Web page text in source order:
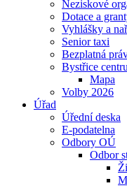
Neziskové
Dotace a
Vyhlášky a
Senior taxi
Bezplatná
Bystřice
Mapa
Volby 2026
Úřad
Úřední deska
E-podatelna
Odbory OÚ
Odbor